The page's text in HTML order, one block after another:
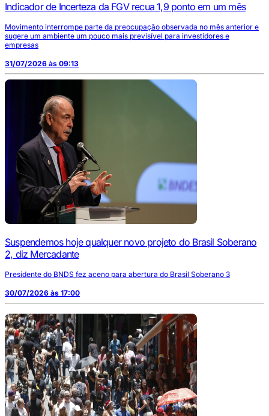
Indicador de Incerteza da FGV recua 1,9 ponto em um mês
Movimento interrompe parte da preocupação observada no mês anterior e
sugere um ambiente um pouco mais previsível para investidores e
empresas
31/07/2026 às 09:13
Suspendemos hoje qualquer novo projeto do Brasil Soberano
2, diz Mercadante
Presidente do BNDS fez aceno para abertura do Brasil Soberano 3
30/07/2026 às 17:00